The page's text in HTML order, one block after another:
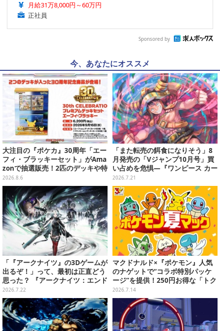
月給31万8,000円～60万円
正社員
Sponsored by
今、あなたにオススメ
大注目の『ポケカ』30周年「エー
フィ・ブラッキーセット」がAma
zonで抽選販売！2匹のデッキや特
別カードを収録
2026.8.6
「また転売の餌食になりそう」8
月発売の「Vジャンプ10月号」買
い占めを危惧―『ワンピース カー
ド』付録中止もやまぬ不安
2026.7.21
「『アークナイツ』の3Dゲームが
出るぞ！」って、最初は正直どう
思った？ 『アークナイツ：エンド
フィールド』リリース半年を機
に、4人のインフルエンサーに聞
いてみたーシリーズを“奥深く”ま
で追ってきたからこその視点【座
談会】
2026.7.22
マクドナルド×『ポケモン』人気
のナゲットで“コラボ特別パッケ
ージ”を提供！250円お得な「トク
ニナルド」キャンペーンも
2026.7.14